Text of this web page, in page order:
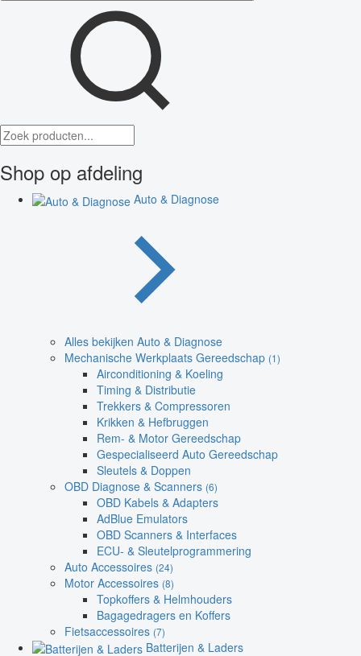
Shop op afdeling
Auto & Diagnose
Alles bekijken Auto & Diagnose
Mechanische Werkplaats Gereedschap (1)
Airconditioning & Koeling
Timing & Distributie
Trekkers & Compressoren
Krikken & Hefbruggen
Rem- & Motor Gereedschap
Gespecialiseerd Auto Gereedschap
Sleutels & Doppen
OBD Diagnose & Scanners (6)
OBD Kabels & Adapters
AdBlue Emulators
OBD Scanners & Interfaces
ECU- & Sleutelprogrammering
Auto Accessoires (24)
Motor Accessoires (8)
Topkoffers & Helmhouders
Bagagedragers en Koffers
Fietsaccessoires (7)
Batterijen & Laders